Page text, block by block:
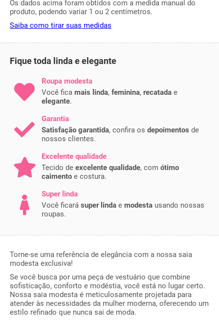
Os dados acima foram obtidos com a medida manual do
produto, podendo variar 1 ou 2 centímetros.
Saiba como tirar suas medidas
Fique toda linda e elegante
Roupa modesta
Você fica mais linda, feminina, recatada e
elegante.
Garantia
Satisfação garantida, confira os depoimentos de
nossos clientes.
Excelente qualidade
Tecido de excelente qualidade, com ótimo
caimento e costura.
Super linda
Você ficará super linda e modesta usando nossas
roupas.
Torne-se uma referência de elegância com a nossa saia
modesta exclusiva!
Se você busca por uma peça de vestuário que combine
sofisticação, conforto e modéstia, você está no lugar certo.
Nossa saia modesta é meticulosamente projetada para
atender às necessidades da mulher moderna, oferecendo um
estilo refinado que nunca sai de moda.